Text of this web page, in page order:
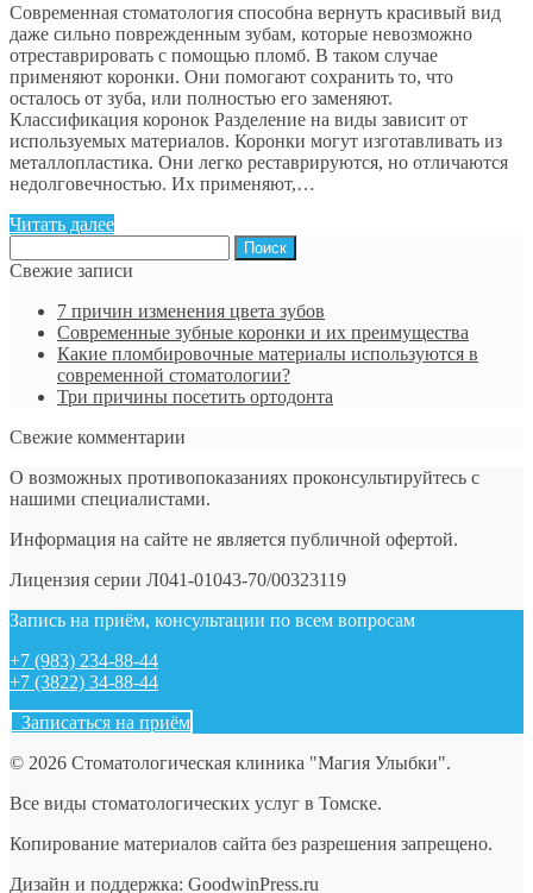
Современная стоматология способна вернуть красивый вид
даже сильно поврежденным зубам, которые невозможно
отреставрировать с помощью пломб. В таком случае
применяют коронки. Они помогают сохранить то, что
осталось от зуба, или полностью его заменяют.
Классификация коронок Разделение на виды зависит от
используемых материалов. Коронки могут изготавливать из
металлопластика. Они легко реставрируются, но отличаются
недолговечностью. Их применяют,…
Читать далее
Свежие записи
7 причин изменения цвета зубов
Современные зубные коронки и их преимущества
Какие пломбировочные материалы используются в
современной стоматологии?
Три причины посетить ортодонта
Свежие комментарии
О возможных противопоказаниях проконсультируйтесь с
нашими специалистами.
Информация на сайте не является публичной офертой.
Лицензия серии Л041-01043-70/00323119
Запись на приём, консультации по всем вопросам
+7 (983) 234-88-44
+7 (3822) 34-88-44
Записаться на приём
© 2026 Стоматологическая клиника "Магия Улыбки".
Все виды стоматологических услуг в Томске.
Копирование материалов сайта без разрешения запрещено.
Дизайн и поддержка: GoodwinPress.ru